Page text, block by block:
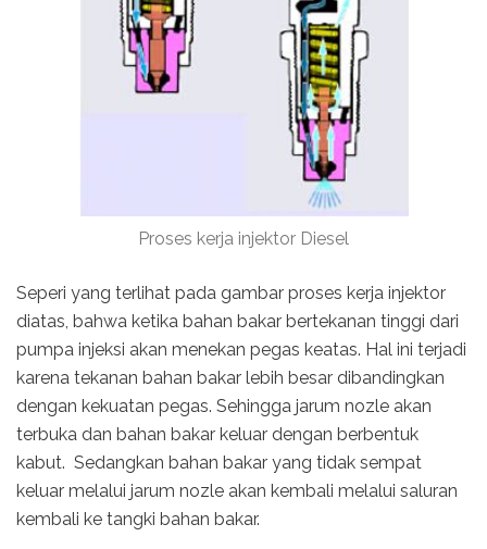
Proses kerja injektor Diesel
Seperi yang terlihat pada gambar proses kerja injektor
diatas, bahwa ketika bahan bakar bertekanan tinggi dari
pumpa injeksi akan menekan pegas keatas. Hal ini terjadi
karena tekanan bahan bakar lebih besar dibandingkan
dengan kekuatan pegas. Sehingga jarum nozle akan
terbuka dan bahan bakar keluar dengan berbentuk
kabut. Sedangkan bahan bakar yang tidak sempat
keluar melalui jarum nozle akan kembali melalui saluran
kembali ke tangki bahan bakar.